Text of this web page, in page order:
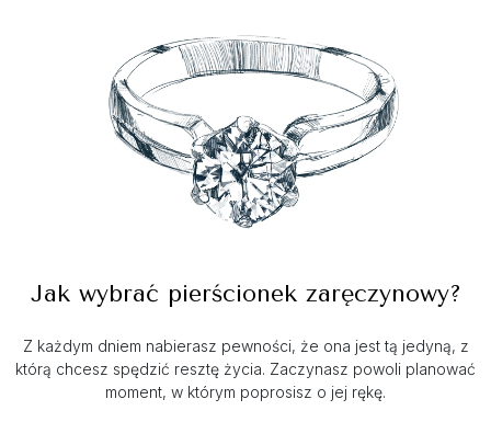
Jak wybrać pierścionek zaręczynowy?
Z każdym dniem nabierasz pewności, że ona jest tą jedyną, z
którą chcesz spędzić resztę życia. Zaczynasz powoli planować
moment, w którym poprosisz o jej rękę.